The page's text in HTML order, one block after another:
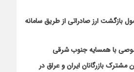
بازگشت ارز صادراتی از طریق سامانه
با همسایه جنوب شرقی
مشترک بازرگانان ایران و عراق در